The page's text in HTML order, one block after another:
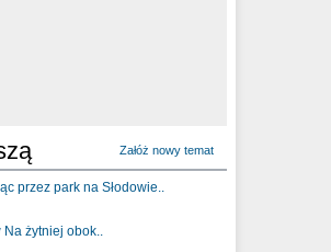
Załóż nowy temat
przez park na Słodowie..
żytniej obok..